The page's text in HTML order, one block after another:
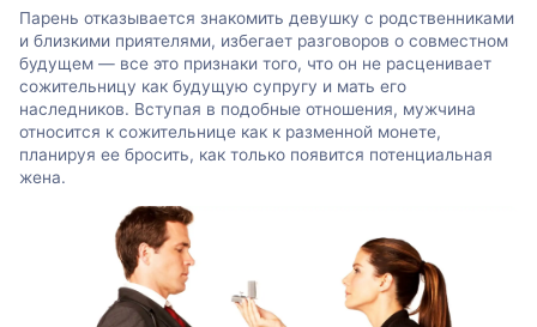
Парень отказывается знакомить девушку с родственниками
и близкими приятелями, избегает разговоров о совместном
будущем — все это признаки того, что он не расценивает
сожительницу как будущую супругу и мать его
наследников. Вступая в подобные отношения, мужчина
относится к сожительнице как к разменной монете,
планируя ее бросить, как только появится потенциальная
жена.